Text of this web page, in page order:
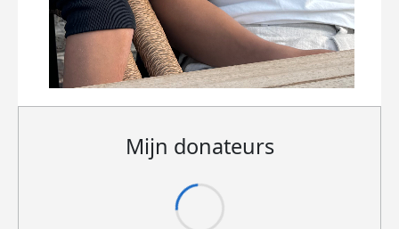
Mijn donateurs